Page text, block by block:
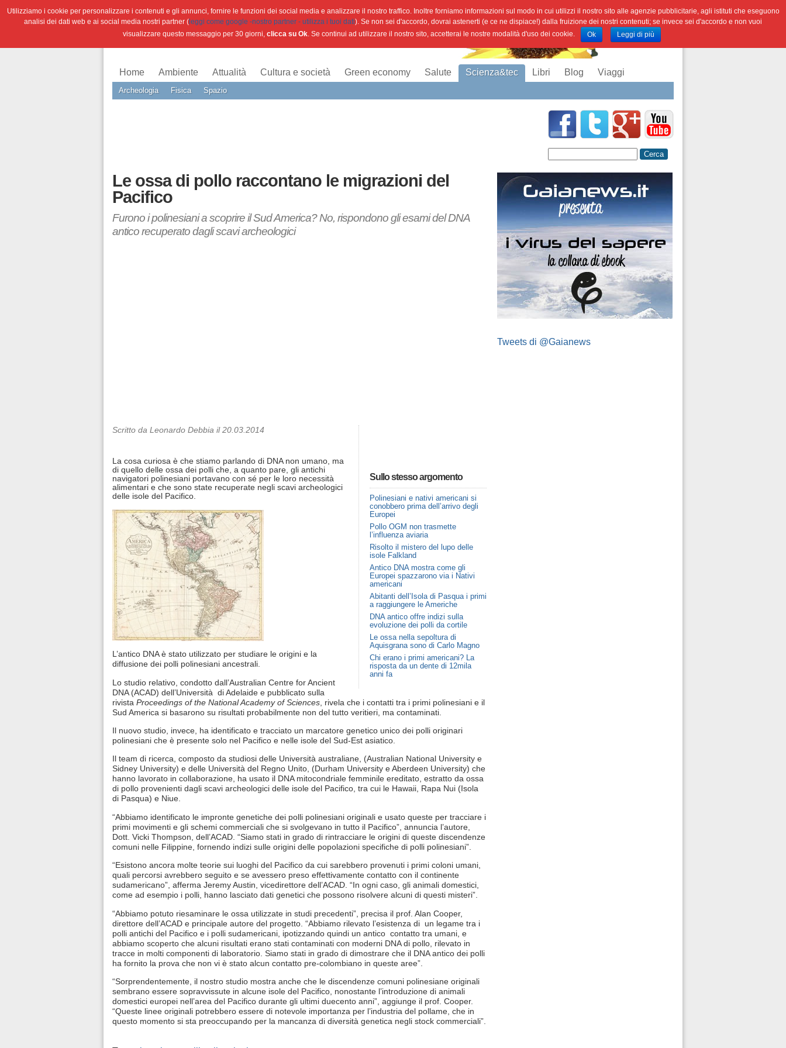
Home Ambiente Attualità Cultura e società Green economy Salute Scienza&tec
Archeologia Fisica Spazio
Libri Blog Viaggi
Le ossa di pollo raccontano le migrazioni del
Pacifico
Furono i polinesiani a scoprire il Sud America? No, rispondono gli esami del DNA
antico recuperato dagli scavi archeologici
Sullo stesso argomento
Polinesiani e nativi americani si
conobbero prima dell’arrivo degli
Europei
Pollo OGM non trasmette
l’influenza aviaria
Risolto il mistero del lupo delle
isole Falkland
Antico DNA mostra come gli
Europei spazzarono via i Nativi
americani
Abitanti dell’Isola di Pasqua i primi
a raggiungere le Americhe
DNA antico offre indizi sulla
evoluzione dei polli da cortile
Le ossa nella sepoltura di
Aquisgrana sono di Carlo Magno
Chi erano i primi americani? La
risposta da un dente di 12mila
anni fa
Scritto da Leonardo Debbia il 20.03.2014
La cosa curiosa è che stiamo parlando di DNA non umano, ma
di quello delle ossa dei polli che, a quanto pare, gli antichi
navigatori polinesiani portavano con sé per le loro necessità
alimentari e che sono state recuperate negli scavi archeologici
delle isole del Pacifico.
L’antico DNA è stato utilizzato per studiare le origini e la
diffusione dei polli polinesiani ancestrali.
Lo studio relativo, condotto dall’Australian Centre for Ancient
DNA (ACAD) dell’Università di Adelaide e pubblicato sulla
rivista Proceedings of the National Academy of Sciences , rivela che i contatti tra i primi polinesiani e il
Sud America si basarono su risultati probabilmente non del tutto veritieri, ma contaminati.
Il nuovo studio, invece, ha identificato e tracciato un marcatore genetico unico dei polli originari
polinesiani che è presente solo nel Pacifico e nelle isole del Sud-Est asiatico.
Il team di ricerca, composto da studiosi delle Università australiane, (Australian National University e
Sidney University) e delle Università del Regno Unito, (Durham University e Aberdeen University) che
hanno lavorato in collaborazione, ha usato il DNA mitocondriale femminile ereditato, estratto da ossa
di pollo provenienti dagli scavi archeologici delle isole del Pacifico, tra cui le Hawaii, Rapa Nui (Isola
di Pasqua) e Niue.
“Abbiamo identificato le impronte genetiche dei polli polinesiani originali e usato queste per tracciare i
primi movimenti e gli schemi commerciali che si svolgevano in tutto il Pacifico”, annuncia l’autore,
Dott. Vicki Thompson, dell’ACAD. “Siamo stati in grado di rintracciare le origini di queste discendenze
comuni nelle Filippine, fornendo indizi sulle origini delle popolazioni specifiche di polli polinesiani”.
“Esistono ancora molte teorie sui luoghi del Pacifico da cui sarebbero provenuti i primi coloni umani,
quali percorsi avrebbero seguito e se avessero preso effettivamente contatto con il continente
sudamericano”, afferma Jeremy Austin, vicedirettore dell’ACAD. “In ogni caso, gli animali domestici,
come ad esempio i polli, hanno lasciato dati genetici che possono risolvere alcuni di questi misteri”.
“Abbiamo potuto riesaminare le ossa utilizzate in studi precedenti”, precisa il prof. Alan Cooper,
direttore dell’ACAD e principale autore del progetto. “Abbiamo rilevato l’esistenza di un legame tra i
polli antichi del Pacifico e i polli sudamericani, ipotizzando quindi un antico contatto tra umani, e
abbiamo scoperto che alcuni risultati erano stati contaminati con moderni DNA di pollo, rilevato in
tracce in molti componenti di laboratorio. Siamo stati in grado di dimostrare che il DNA antico dei polli
ha fornito la prova che non vi è stato alcun contatto pre-colombiano in queste aree”.
“Sorprendentemente, il nostro studio mostra anche che le discendenze comuni polinesiane originali
sembrano essere sopravvissute in alcune isole del Pacifico, nonostante l’introduzione di animali
domestici europei nell’area del Pacifico durante gli ultimi duecento anni”, aggiunge il prof. Cooper.
“Queste linee originali potrebbero essere di notevole importanza per l’industria del pollame, che in
questo momento si sta preoccupando per la mancanza di diversità genetica negli stock commerciali”.
Tweets di @Gaianews
Utilizziamo i cookie per personalizzare i contenuti e gli annunci, fornire le funzioni dei social media e analizzare il nostro traffico. Inoltre forniamo informazioni sul modo in cui utilizzi il nostro sito alle agenzie pubblicitarie, agli istituti che eseguono
analisi dei dati web e ai social media nostri partner ( leggi come google -nostro partner - utilizza i tuoi dati). Se non sei d'accordo, dovrai astenerti (e ce ne dispiace!) dalla fruizione dei nostri contenuti; se invece sei d'accordo e non vuoi
visualizzare questo messaggio per 30 giorni,clicca su Ok. Se continui ad utilizzare il nostro sito, accetterai le nostre modalità d'uso dei cookie. Ok Leggi di più